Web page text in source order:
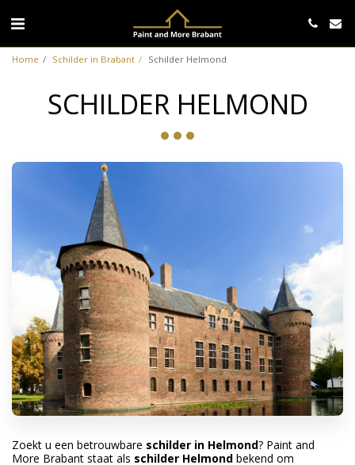
Home Schilder in Brabant Schilder Helmond
SCHILDER HELMOND
Zoekt u een betrouwbare schilder in Helmond? Paint and
More Brabant staat als schilder Helmond bekend om